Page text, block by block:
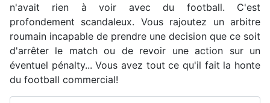
n'avait rien à voir avec du football. C'est
profondement scandaleux. Vous rajoutez un arbitre
roumain incapable de prendre une decision que ce soit
d'arrêter le match ou de revoir une action sur un
éventuel pénalty... Vous avez tout ce qu'il fait la honte
du football commercial!